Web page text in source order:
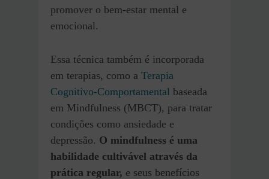
promover o bem-estar mental e
emocional.
Essa técnica também é incorporada
em terapias, como a Terapia
Cognitivo-Comportamental baseada
em Mindfulness (MBCT), para tratar
condições como ansiedade e
depressão. O mindfulness é uma
habilidade cultivável através da
prática regular, e seus benefícios